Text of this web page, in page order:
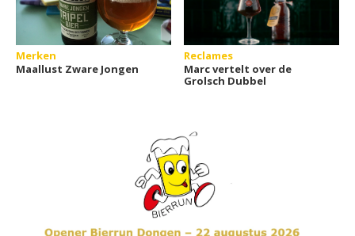
Merken
Maallust Zware Jongen
Reclames
Marc vertelt over de
Grolsch Dubbel